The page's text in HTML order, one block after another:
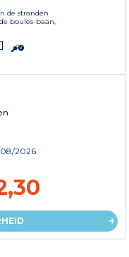
de stranden
boules-baan,
2026